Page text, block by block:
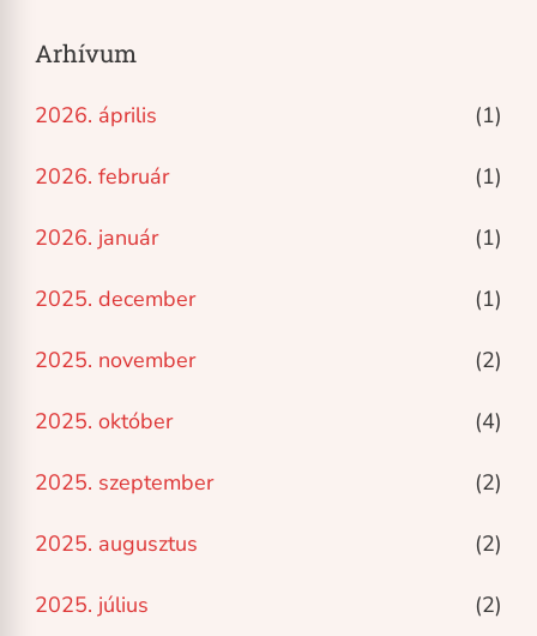
Arhívum
2026. április (1)
2026. február (1)
2026. január (1)
2025. december (1)
2025. november (2)
2025. október (4)
2025. szeptember (2)
2025. augusztus (2)
2025. július (2)